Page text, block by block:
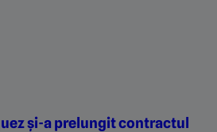
și-a prelungit contractul